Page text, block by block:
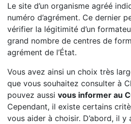
Le site d’un organisme agréé
numéro d’agrément. Ce dernier
vérifier la légitimité d’un
grand nombre de centres de
agrément de l’État.
Vous avez ainsi un choix très
que vous souhaitez consulter à
pouvez aussi vous informer au
Cependant, il existe certains
vous aider à choisir. D’abord, il y